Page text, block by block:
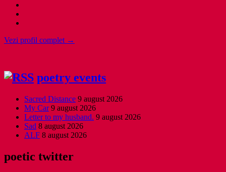
Vezi profil complet →
poetry events
Sacred Distance 9 august 2026
My Car 9 august 2026
Letter to my husband. 9 august 2026
Sad 8 august 2026
ALF 8 august 2026
poetic twitter